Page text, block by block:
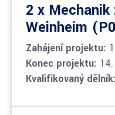
2 x Mechanik
Weinheim
Zahájení projektu:
Konec projektu:
Kvalifikovaný dělník: